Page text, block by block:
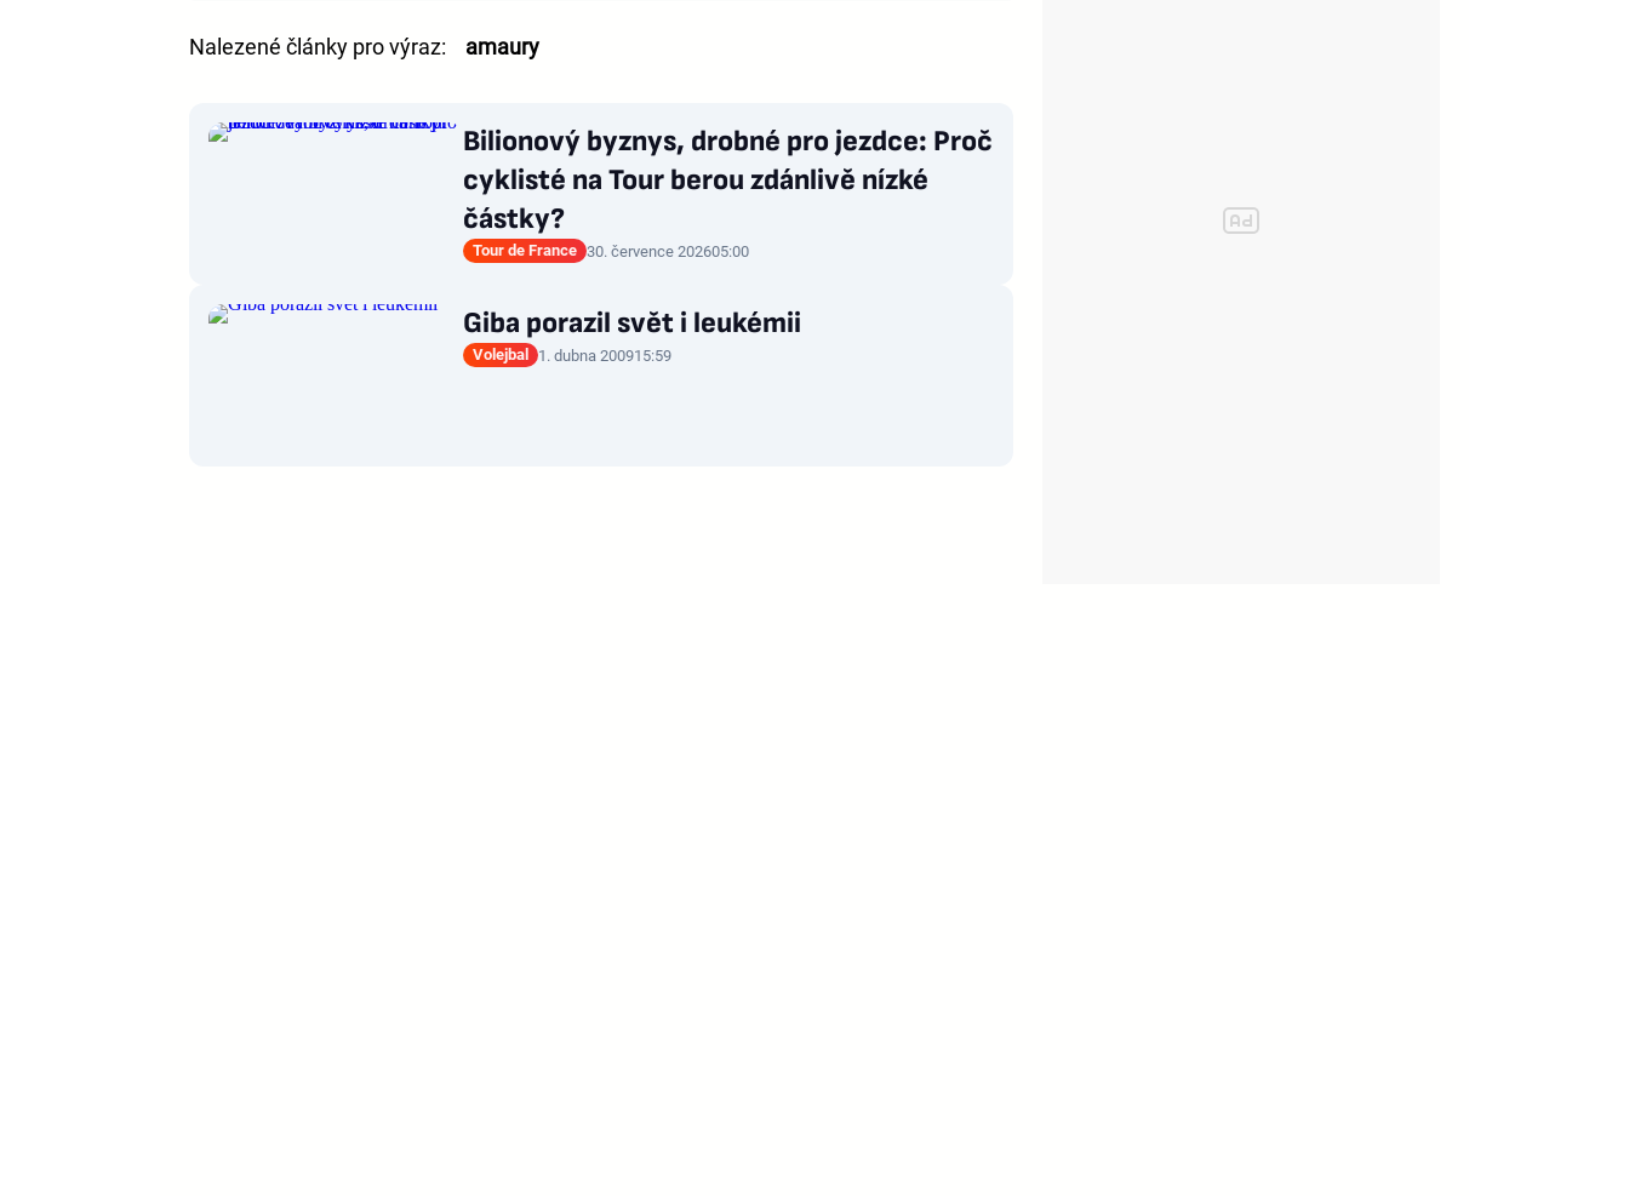
Nalezené články pro výraz: amaury
Bilionový byznys, drobné pro jezdce: Proč
cyklisté na Tour berou zdánlivě nízké
částky?
Tour de France 30. července 202605:00
Giba porazil svět i leukémii
Volejbal 1. dubna 200915:59